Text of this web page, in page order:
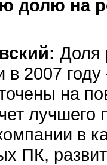
долю на
Доля
в 2007
на
в
ПК,